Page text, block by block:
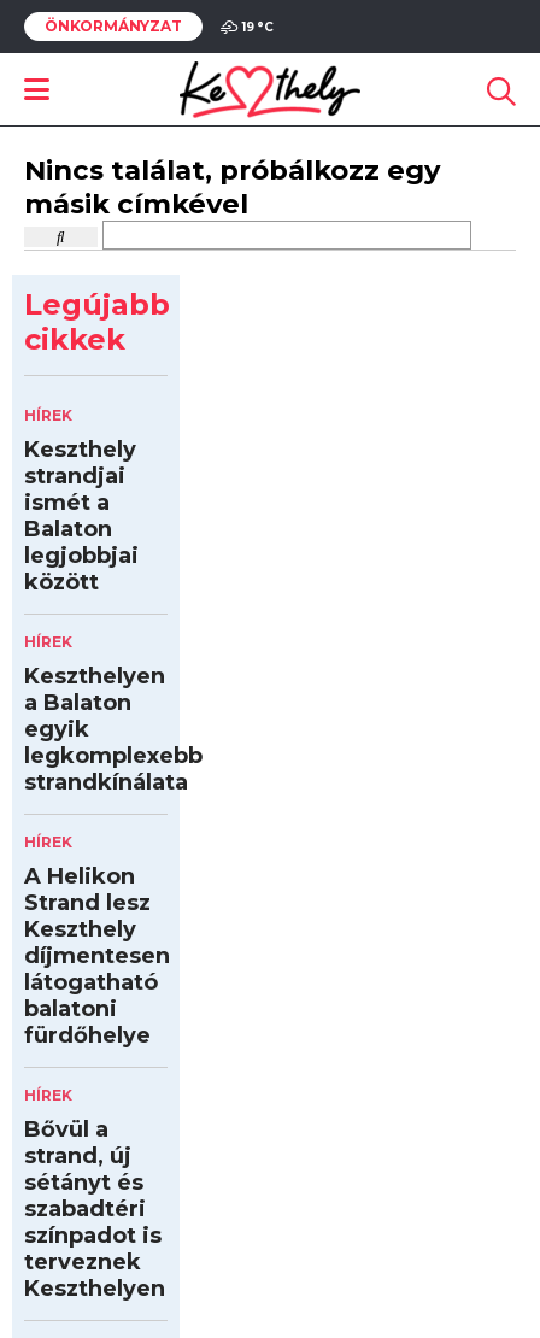
ÖNKORMÁNYZAT 19 °C
Nincs találat, próbálkozz egy
másik címkével
Legújabb
cikkek
HÍREK
Keszthely
strandjai
ismét a
Balaton
legjobbjai
között
HÍREK
Keszthelyen
a Balaton
egyik
legkomplexebb
strandkínálata
HÍREK
A Helikon
Strand lesz
Keszthely
díjmentesen
látogatható
balatoni
fürdőhelye
HÍREK
Bővül a
strand, új
sétányt és
szabadtéri
színpadot is
terveznek
Keszthelyen